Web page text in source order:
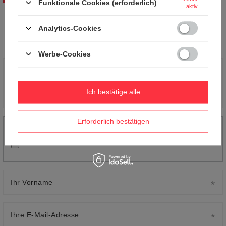
Ihr Vorname
Ihre E-Mail-Adresse
Funktionale Cookies (erforderlich)
aktiv
Analytics-Cookies
Werbe-Cookies
Erforderlich bestätigen
Ich bestätige alle